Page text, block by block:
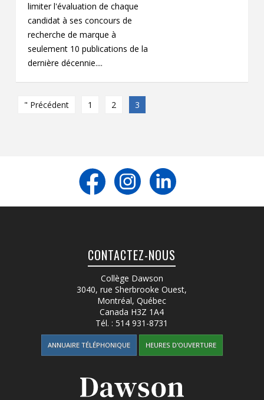
limiter l'évaluation de chaque
candidat à ses concours de
recherche de marque à
seulement 10 publications de la
dernière décennie....
" Précédent 1 2 3
CONTACTEZ-NOUS
Collège Dawson
3040, rue Sherbrooke Ouest,
Montréal, Québec
Canada H3Z 1A4
Tél. :514 931-8731
ANNUAIRE TÉLÉPHONIQUE HEURES D'OUVERTURE